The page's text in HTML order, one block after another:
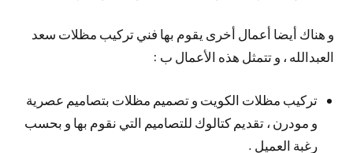
و هناك أيضا أعمال أخرى يقوم بها فني تركيب مظلات سعد
العبدالله ، و تتمثل هذه الأعمال ب :
تركيب مظلات الكويت و تصميم مظلات بتصاميم عصرية
و مودرن ، تقديم كتالوك للتصاميم التي نقوم بها و بحسب
رغبة العميل .